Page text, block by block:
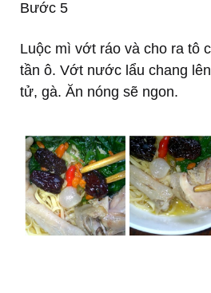
Bước 5
Luộc mì vớt ráo và cho ra tô
tần ô. Vớt nước lẩu chang
tử, gà. Ăn nóng sẽ ngon.